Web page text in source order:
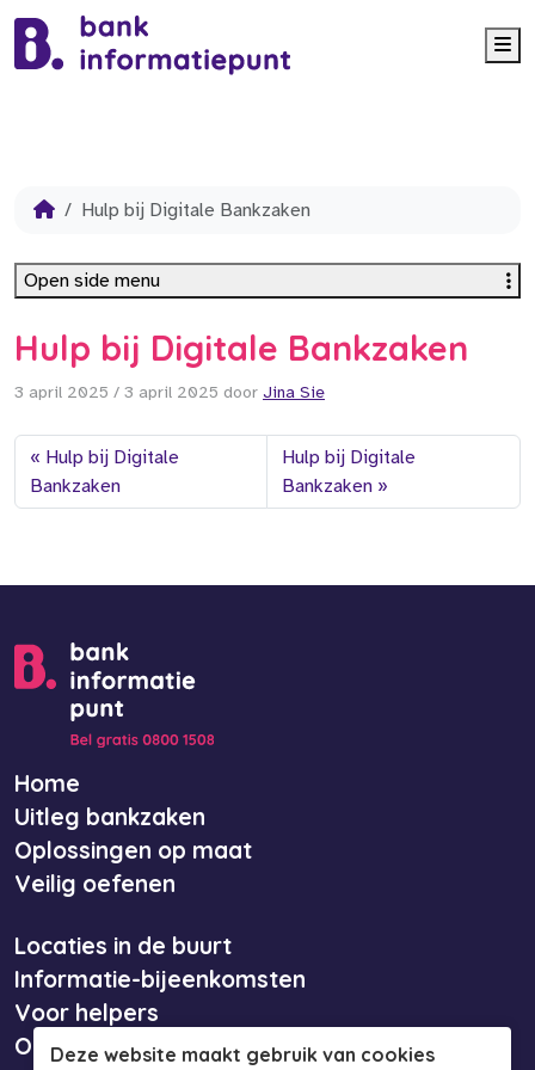
Hulp bij Digitale Bankzaken
Hulp bij Digitale Bankzaken
3 april 2025 / 3 april 2025 door Jina Sie
Hulp bij Digitale
Bankzaken
Hulp bij Digitale
Bankzaken
Open side menu
Home
Uitleg bankzaken
Oplossingen op maat
Veilig oefenen
Locaties in de buurt
Informatie-bijeenkomsten
Voor helpers
Over ons
Deze website maakt gebruik van cookies